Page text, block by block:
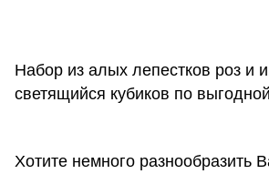
Набор из алых лепестков роз и
светящийся кубиков по
Хотите немного разнообразить